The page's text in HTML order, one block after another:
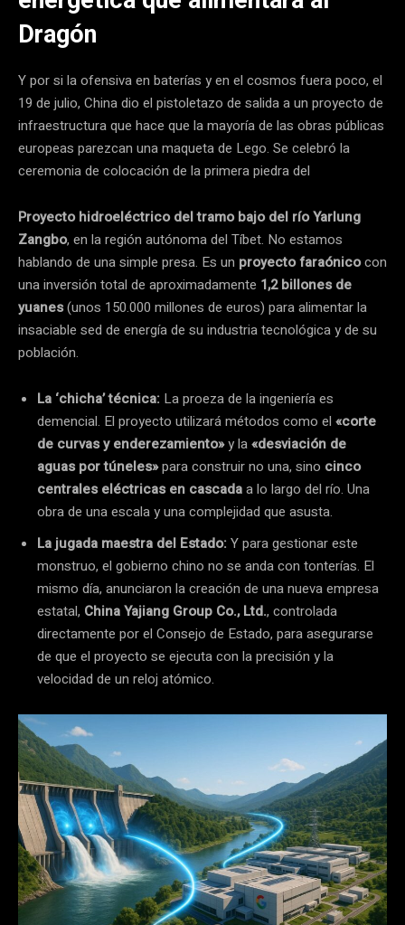
Dragón
Y por si la ofensiva en baterías y en el cosmos fuera poco, el
19 de julio, China dio el pistoletazo de salida a un proyecto de
infraestructura que hace que la mayoría de las obras públicas
europeas parezcan una maqueta de Lego. Se celebró la
ceremonia de colocación de la primera piedra del
Proyecto hidroeléctrico del tramo bajo del río Yarlung
Zangbo, en la región autónoma del Tíbet. No estamos
hablando de una simple presa. Es un proyecto faraónicocon
una inversión total de aproximadamente 1,2 billones de
yuanes(unos 150.000 millones de euros) para alimentar la
insaciable sed de energía de su industria tecnológica y de su
población.
La ‘chicha’ técnica: La proeza de la ingeniería es
demencial. El proyecto utilizará métodos como el «corte
de curvas y enderezamiento»y la«desviación de
aguas por túneles»para construir no una, sino cinco
centrales eléctricas en cascadaa lo largo del río. Una
obra de una escala y una complejidad que asusta.
La jugada maestra del Estado:Y para gestionar este
monstruo, el gobierno chino no se anda con tonterías. El
mismo día, anunciaron la creación de una nueva empresa
estatal, China Yajiang Group Co., Ltd., controlada
directamente por el Consejo de Estado, para asegurarse
de que el proyecto se ejecuta con la precisión y la
velocidad de un reloj atómico.